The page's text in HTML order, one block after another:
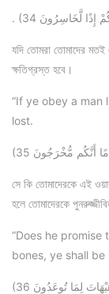
إِذًا لَّخَاسِرُونَ
যদি তোমরা তোমাদের
ক্ষতিগ্রস্ত হবে।
“If ye obey a man
lost.
أَنَّكُم مُّخْرَجُونَ
সে কি তোমাদেরকে এই
হলে তোমাদেরকে
“Does he
bones, ye shall
هَيْهَاتَ لِمَا تُوعَدُونَ